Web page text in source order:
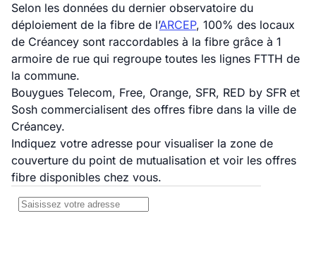
Selon les données du dernier observatoire du
déploiement de la fibre de l’ARCEP, 100% des locaux
de Créancey sont raccordables à la fibre grâce à 1
armoire de rue qui regroupe toutes les lignes FTTH de
la commune.
Bouygues Telecom, Free, Orange, SFR, RED by SFR et
Sosh commercialisent des offres fibre dans la ville de
Créancey.
Indiquez votre adresse pour visualiser la zone de
couverture du point de mutualisation et voir les offres
fibre disponibles chez vous.